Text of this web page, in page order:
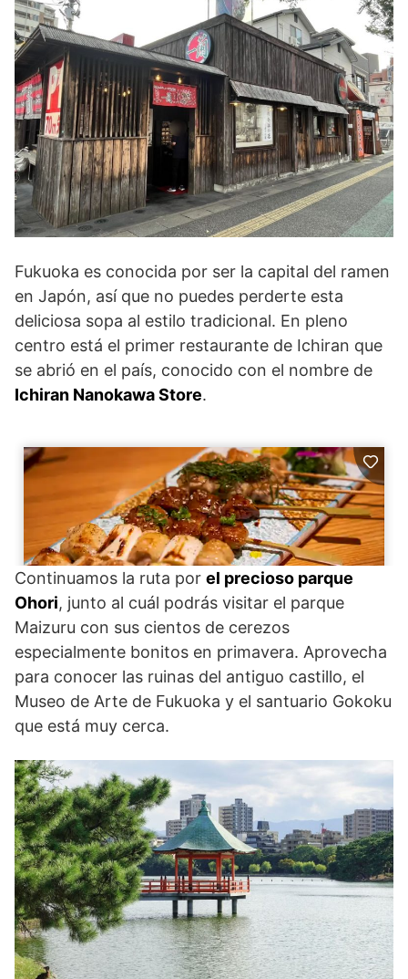
Fukuoka es conocida por ser la capital del ramen
en Japón, así que no puedes perderte esta
deliciosa sopa al estilo tradicional. En pleno
centro está el primer restaurante de Ichiran que
se abrió en el país, conocido con el nombre de
Ichiran Nanokawa Store.
Continuamos la ruta por el precioso parque
Ohori, junto al cuál podrás visitar el parque
Maizuru con sus cientos de cerezos
especialmente bonitos en primavera. Aprovecha
para conocer las ruinas del antiguo castillo, el
Museo de Arte de Fukuoka y el santuario Gokoku
que está muy cerca.